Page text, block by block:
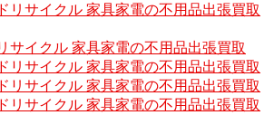
リサイクル 家具家電の不用品出張買取
サイクル 家具家電の不用品出張買取
リサイクル 家具家電の不用品出張買取
リサイクル 家具家電の不用品出張買取
リサイクル 家具家電の不用品出張買取